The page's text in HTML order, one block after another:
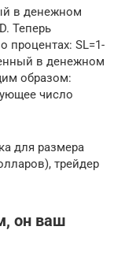
в денежном
Теперь
процентах: SL=1-
в денежном
образом:
число
для размера
трейдер
он ваш